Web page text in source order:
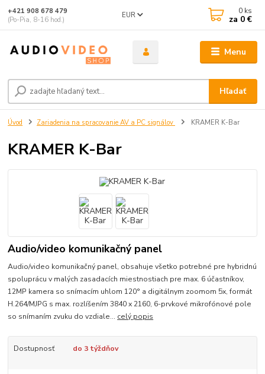
Menu
EUR
Hľadať
+421 908 678 479
(Po-Pia, 8-16 hod.)
0 ks
za 0 €
Úvod Zariadenia na spracovanie AV a PC signálov KRAMER K-Bar
KRAMER K-Bar
Audio/video komunikačný panel
Audio/video komunikačný panel, obsahuje všetko potrebné pre hybridnú
spoluprácu v malých zasadacích miestnostiach pre max. 6 účastníkov,
12MP kamera so snímacím uhlom 120° a digitálnym zoomom 5x, formát
H.264/MJPG s max. rozlíšením 3840 x 2160, 6-prvkové mikrofónové pole
so snímaním zvuku do vzdiale... celý popis
Dostupnosť do 3 týždňov